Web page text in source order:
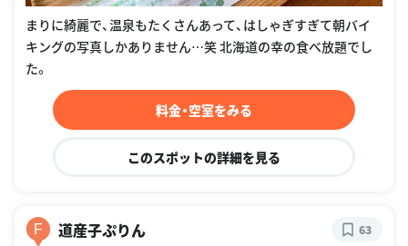
まりに綺麗で、温泉もたくさんあって、はしゃぎすぎて朝バイ
キングの写真しかありません…笑 北海道の幸の食べ放題でし
た。
料金・空室をみる
このスポットの詳細を見る
F 道産子ぷりん 63